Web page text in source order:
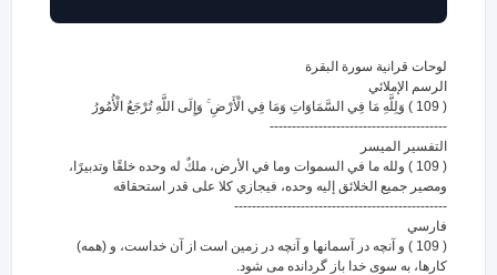
لوحات قرانية سورة البقرة
الرسم الإملائي
( 109 ) وَلِلَّهِ مَا فِي السَّمَاوَاتِ وَمَا فِي الْأَرْضِ ۚ وَإِلَى اللَّهِ تُرْجَعُ الْأُمُورُ
----------------------------------------
التفسير الميسر
( 109 ) ولله ما في السموات وما في الأرض، ملكٌ له وحده خلقًا وتدبيرًا،
ومصير جميع الخلائق إليه وحده، فيجازي كلا على قدر استحقاقه
------------------------------------------------
فارسي
( 109 ) و آنچه در آسمانها و آنچه در زمین است از آن خداست، و (همه)
کارها، به سوی خدا باز گردانده می شود.